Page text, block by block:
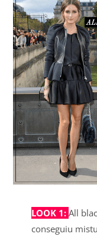
LOOK 1: All
conseguiu